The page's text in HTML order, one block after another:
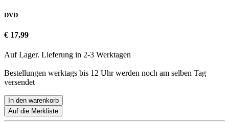
DVD
€ 17,99
Auf Lager. Lieferung in 2-3 Werktagen
Bestellungen werktags bis 12 Uhr werden noch am selben Tag
versendet
In den warenkorb
Auf die Merkliste